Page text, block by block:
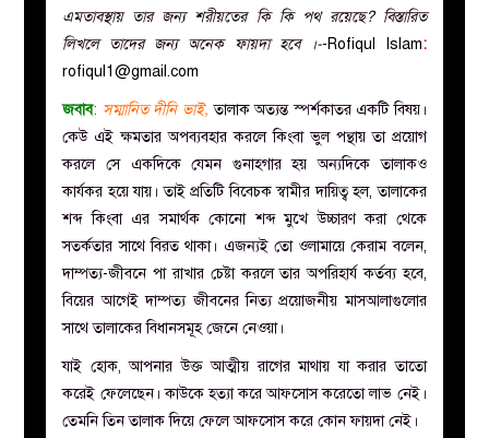
করুন
এমতাবস্থায় তার জন্য শরীয়তের কি কি পথ রয়েছে? বিস্তারিত
লিখলে তাদের জন্য অনেক ফায়দা হবে ।--Rofiqul Islam:
rofiqul1@gmail.com
জবাব: সম্মানিত দীনি ভাই, তালাক অত্যন্ত স্পর্শকাতর একটি বিষয়।
কেউ এই ক্ষমতার অপব্যবহার করলে কিংবা ভুল পন্থায় তা প্রয়োগ
করলে সে একদিকে যেমন গুনাহগার হয় অন্যদিকে তালাকও
কার্যকর হয়ে যায়। তাই প্রতিটি বিবেচক স্বামীর দায়িত্ব হল, তালাকের
শব্দ কিংবা এর সমার্থক কোনো শব্দ মুখে উচ্চারণ করা থেকে
সতর্কতার সাথে বিরত থাকা। এজন্যই তো ওলামায়ে কেরাম বলেন,
দাম্পত্য-জীবনে পা রাখার চেষ্টা করলে তার অপরিহার্য কর্তব্য হবে,
বিয়ের আগেই দাম্পত্য জীবনের নিত্য প্রয়োজনীয় মাসআলাগুলোর
সাথে তালাকের বিধানসমূহ জেনে নেওয়া।
যাই হোক, আপনার উক্ত আত্মীয় রাগের মাথায় যা করার তাতো
করেই ফেলেছেন। কাউকে হত্যা করে আফসোস করেতো লাভ নেই।
তেমনি তিন তালাক দিয়ে ফেলে আফসোস করে কোন ফায়দা নেই।